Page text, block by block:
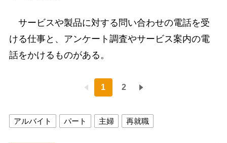
サービスや製品に対する問い合わせの電話を受
ける仕事と、アンケート調査やサービス案内の電
話をかけるものがある。
1 2
アルバイト パート 主婦 再就職